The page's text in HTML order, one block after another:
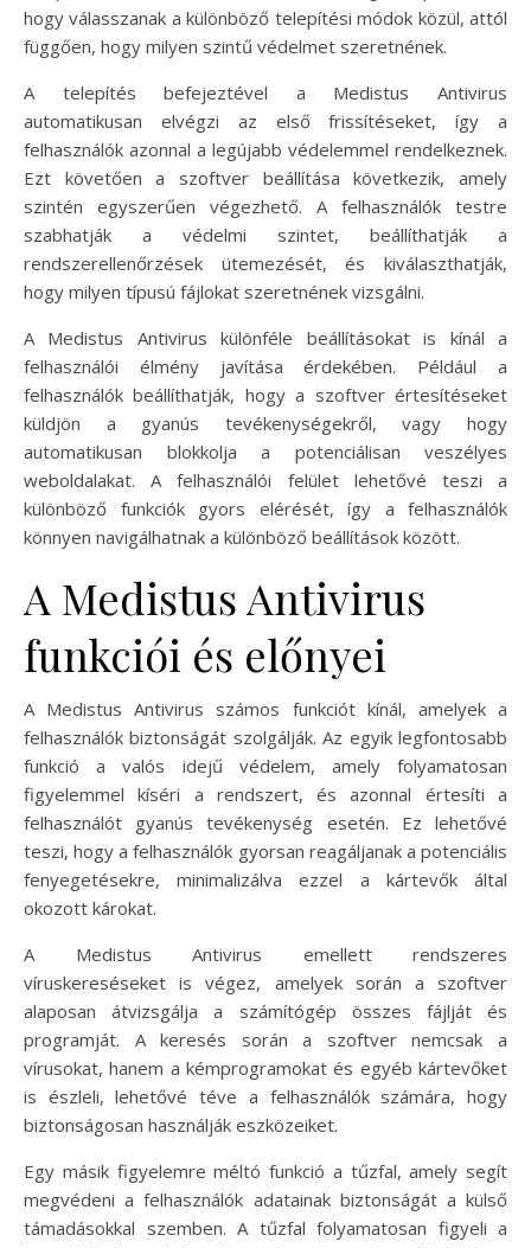
hogy válasszanak a különböző telepítési módok közül, attól
függően, hogy milyen szintű védelmet szeretnének.
A telepítés befejeztével a Medistus Antivirus
automatikusan elvégzi az első frissítéseket, így a
felhasználók azonnal a legújabb védelemmel rendelkeznek.
Ezt követően a szoftver beállítása következik, amely
szintén egyszerűen végezhető. A felhasználók testre
szabhatják a védelmi szintet, beállíthatják a
rendszerellenőrzések ütemezését, és kiválaszthatják,
hogy milyen típusú fájlokat szeretnének vizsgálni.
A Medistus Antivirus különféle beállításokat is kínál a
felhasználói élmény javítása érdekében. Például a
felhasználók beállíthatják, hogy a szoftver értesítéseket
küldjön a gyanús tevékenységekről, vagy hogy
automatikusan blokkolja a potenciálisan veszélyes
weboldalakat. A felhasználói felület lehetővé teszi a
különböző funkciók gyors elérését, így a felhasználók
könnyen navigálhatnak a különböző beállítások között.
A Medistus Antivirus
funkciói és előnyei
A Medistus Antivirus számos funkciót kínál, amelyek a
felhasználók biztonságát szolgálják. Az egyik legfontosabb
funkció a valós idejű védelem, amely folyamatosan
figyelemmel kíséri a rendszert, és azonnal értesíti a
felhasználót gyanús tevékenység esetén. Ez lehetővé
teszi, hogy a felhasználók gyorsan reagáljanak a potenciális
fenyegetésekre, minimalizálva ezzel a kártevők által
okozott károkat.
A Medistus Antivirus emellett rendszeres
víruskereséseket is végez, amelyek során a szoftver
alaposan átvizsgálja a számítógép összes fájlját és
programját. A keresés során a szoftver nemcsak a
vírusokat, hanem a kémprogramokat és egyéb kártevőket
is észleli, lehetővé téve a felhasználók számára, hogy
biztonságosan használják eszközeiket.
Egy másik figyelemre méltó funkció a tűzfal, amely segít
megvédeni a felhasználók adatainak biztonságát a külső
támadásokkal szemben. A tűzfal folyamatosan figyeli a